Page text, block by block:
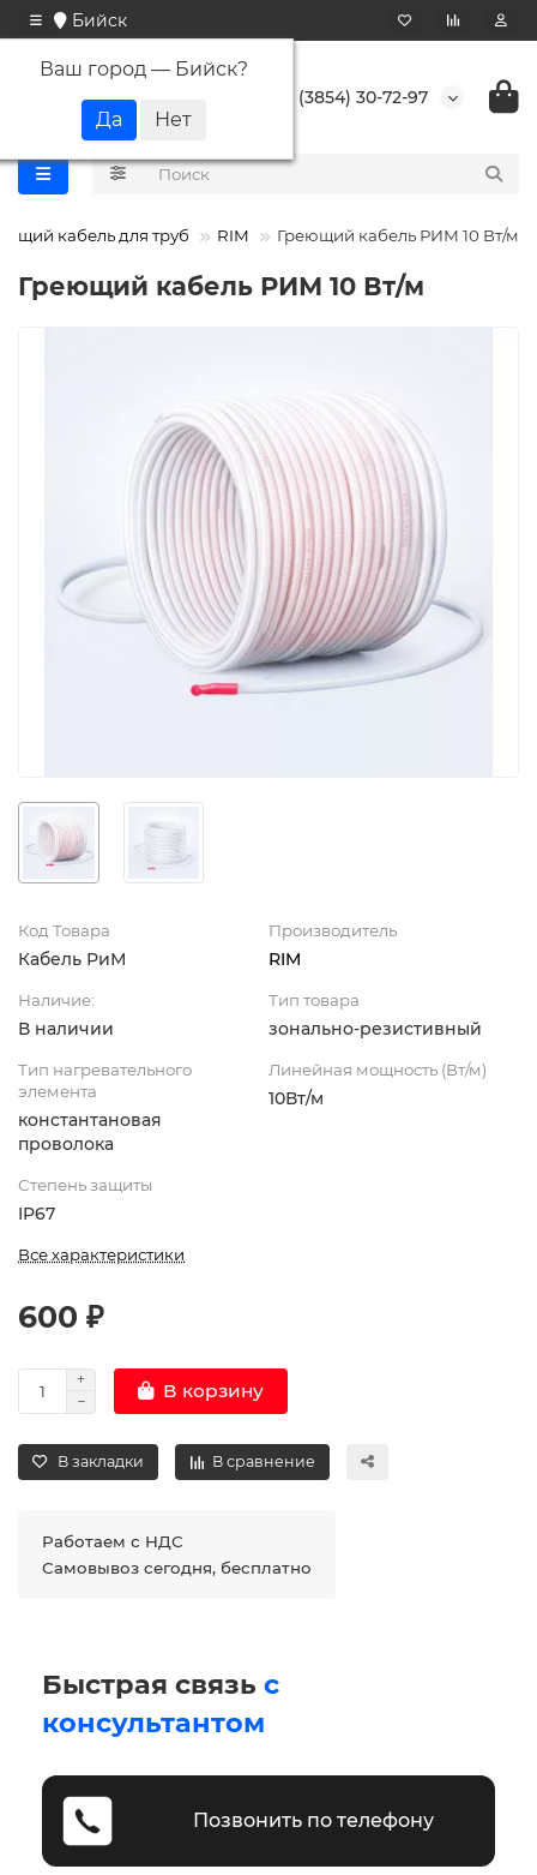
Бийск
Ваш город — Бийск?
+7 (3854) 30-72-97
кабель для труб RIM Греющий кабель РИМ 10 Вт/м
Греющий кабель РИМ 10 Вт/м
Код Товара
Кабель РиМ
Производитель
RIM
Наличие:
В наличии
Тип товара
зонально-резистивный
Тип нагревательного
элемента
константановая
проволока
Линейная мощность (Вт/м)
10Вт/м
Степень защиты
IP67
Все характеристики
600 ₽
В корзину
В закладки В сравнение
Работаем с НДС
Самовывоз сегодня, бесплатно
Быстрая связь с
консультантом
Позвонить по телефону